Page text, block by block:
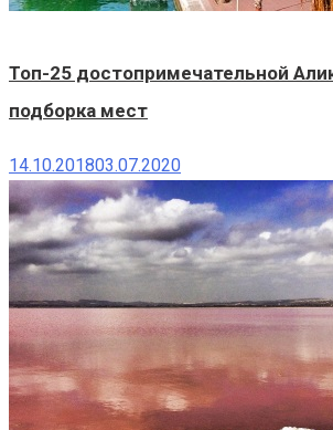
Топ-25 достопримечательной
подборка мест
14.10.201803.07.2020